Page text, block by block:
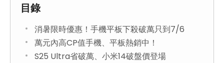
目錄
消暑限時優惠！手機平板下殺破萬只到7/6
萬元內高CP值手機、平板熱銷中！
S25 Ultra省破萬、小米14破盤價登場